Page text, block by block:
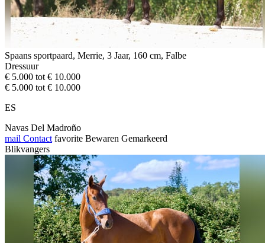
Spaans sportpaard, Merrie, 3 Jaar, 160 cm, Falbe
Dressuur
€ 5.000 tot € 10.000
€ 5.000 tot € 10.000
ES
Navas Del Madroño
mail Contact favorite Bewaren Gemarkeerd
Blikvangers